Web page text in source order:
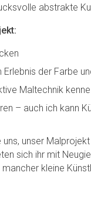
abstrakte
der Farbe
Maltechnik
– auch ich kann
unser
sich ihr mit
kleine